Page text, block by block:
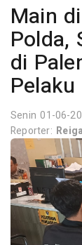
Main
Polda,
di
Senin 01-06-
Reporter: